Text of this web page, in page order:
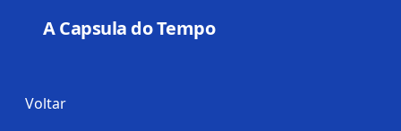
A Capsula do Tempo
Voltar